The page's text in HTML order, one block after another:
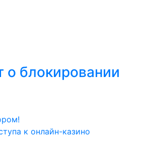
о блокировании